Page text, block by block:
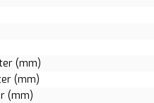
(mm)
(mm)
(mm)